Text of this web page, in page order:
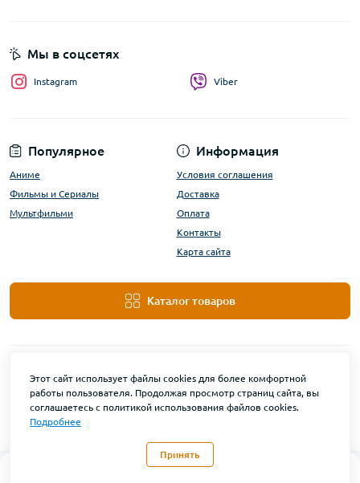
Популярное
Аниме
Фильмы и Сериалы
Мультфильми
Информация
Условия соглашения
Доставка
Оплата
Контакты
Карта сайта
Каталог товаров
Мы в соцсетях
Instagram Viber
Этот сайт использует файлы cookies для более комфортной
работы пользователя. Продолжая просмотр страниц сайта, вы
соглашаетесь с политикой использования файлов cookies.
Подробнее
Принять